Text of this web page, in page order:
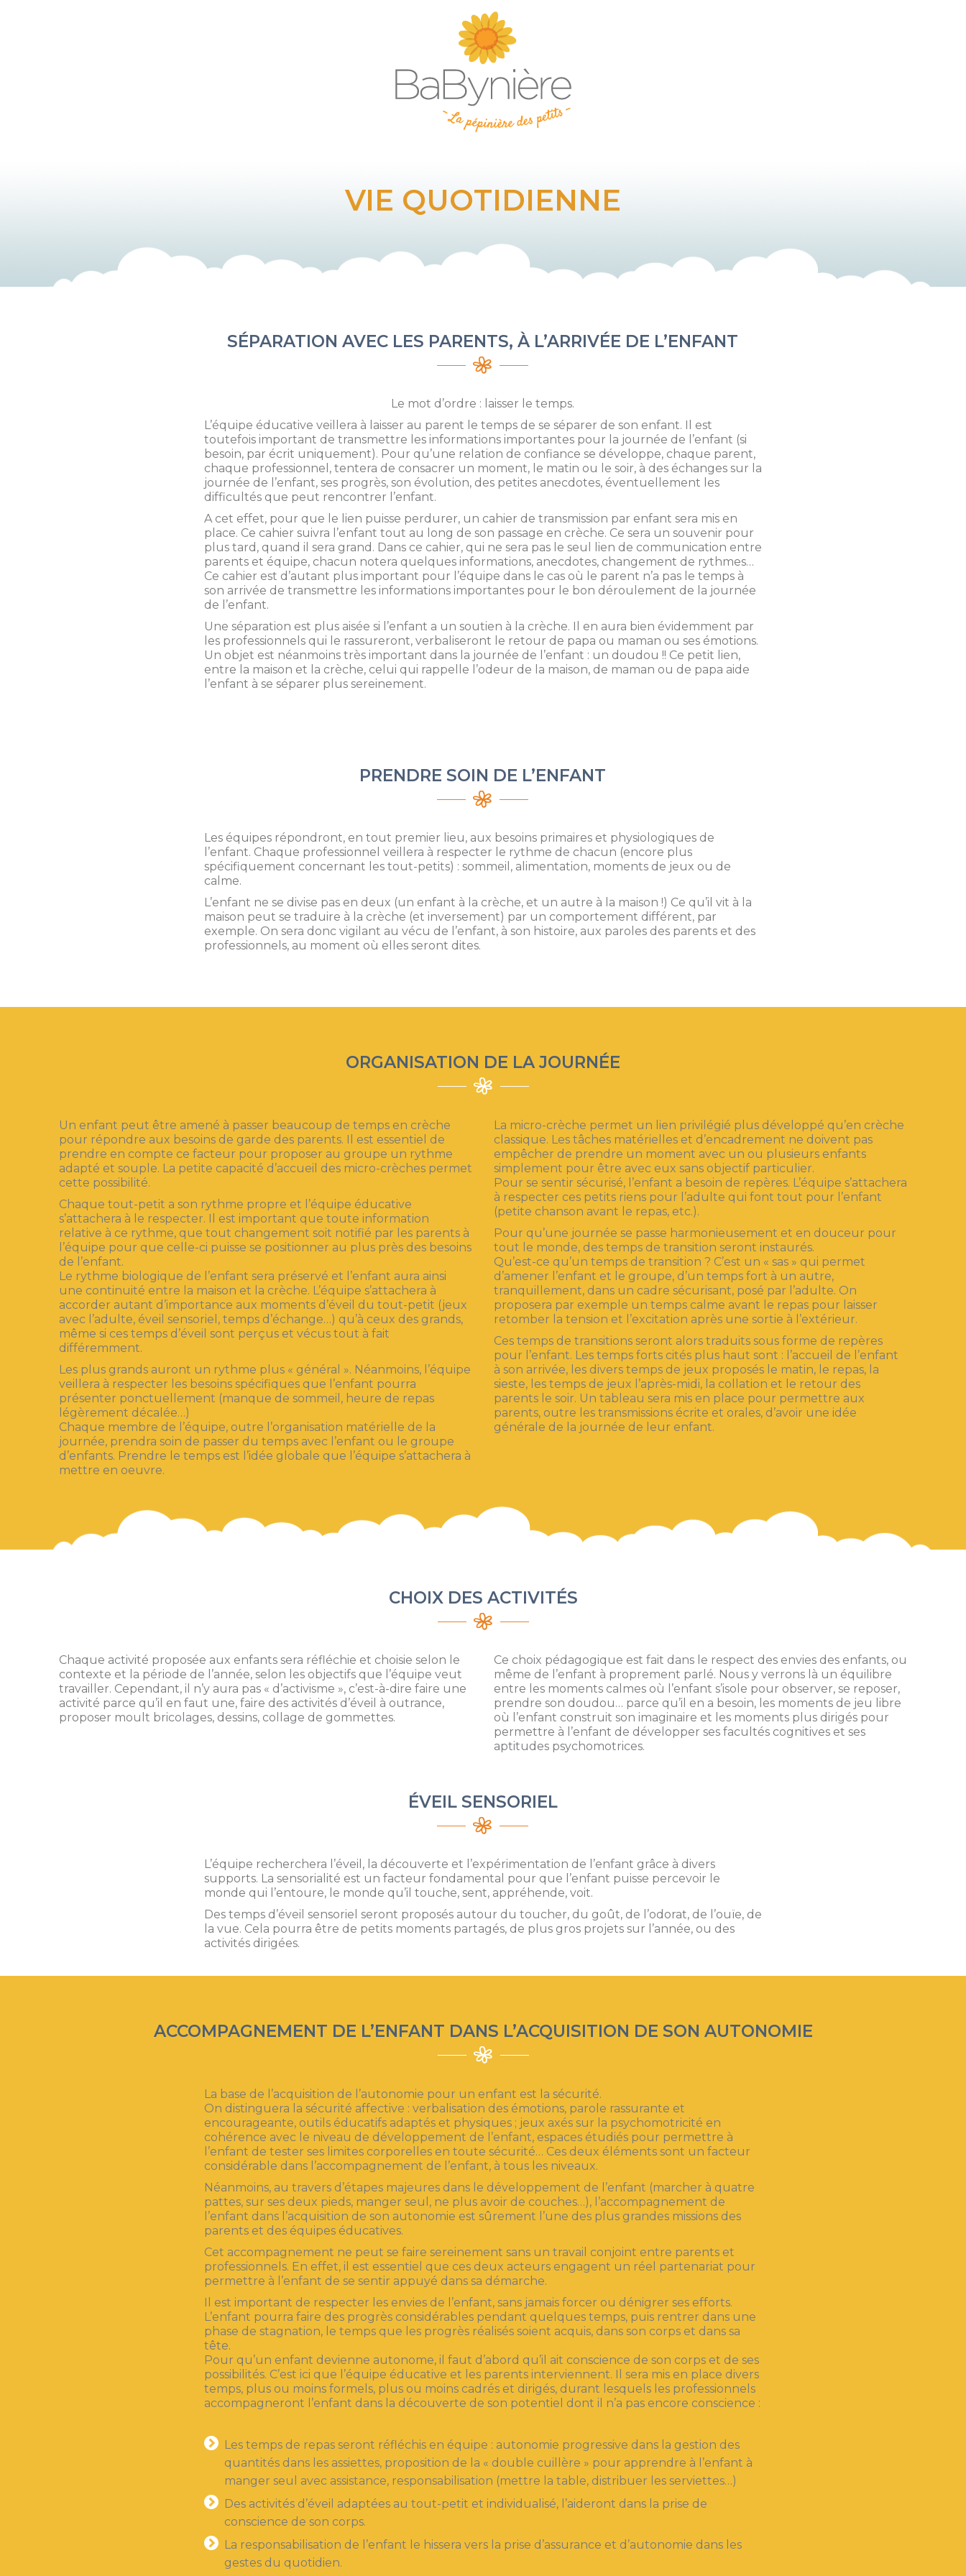
VIE QUOTIDIENNE
SÉPARATION AVEC LES PARENTS, À L’ARRIVÉE DE L’ENFANT
Le mot d’ordre : laisser le temps.
L’équipe éducative veillera à laisser au parent le temps de se séparer de son enfant. Il est
toutefois important de transmettre les informations importantes pour la journée de l’enfant (si
besoin, par écrit uniquement). Pour qu’une relation de confiance se développe, chaque parent,
chaque professionnel, tentera de consacrer un moment, le matin ou le soir, à des échanges sur la
journée de l’enfant, ses progrès, son évolution, des petites anecdotes, éventuellement les
difficultés que peut rencontrer l’enfant.
A cet effet, pour que le lien puisse perdurer, un cahier de transmission par enfant sera mis en
place. Ce cahier suivra l’enfant tout au long de son passage en crèche. Ce sera un souvenir pour
plus tard, quand il sera grand. Dans ce cahier, qui ne sera pas le seul lien de communication entre
parents et équipe, chacun notera quelques informations, anecdotes, changement de rythmes…
Ce cahier est d’autant plus important pour l’équipe dans le cas où le parent n’a pas le temps à
son arrivée de transmettre les informations importantes pour le bon déroulement de la journée
de l’enfant.
Une séparation est plus aisée si l’enfant a un soutien à la crèche. Il en aura bien évidemment par
les professionnels qui le rassureront, verbaliseront le retour de papa ou maman ou ses émotions.
Un objet est néanmoins très important dans la journée de l’enfant : un doudou !! Ce petit lien,
entre la maison et la crèche, celui qui rappelle l’odeur de la maison, de maman ou de papa aide
l’enfant à se séparer plus sereinement.
PRENDRE SOIN DE L’ENFANT
Les équipes répondront, en tout premier lieu, aux besoins primaires et physiologiques de
l’enfant. Chaque professionnel veillera à respecter le rythme de chacun (encore plus
spécifiquement concernant les tout-petits) : sommeil, alimentation, moments de jeux ou de
calme.
L’enfant ne se divise pas en deux (un enfant à la crèche, et un autre à la maison !) Ce qu’il vit à la
maison peut se traduire à la crèche (et inversement) par un comportement différent, par
exemple. On sera donc vigilant au vécu de l’enfant, à son histoire, aux paroles des parents et des
professionnels, au moment où elles seront dites.
ORGANISATION DE LA JOURNÉE
Un enfant peut être amené à passer beaucoup de temps en crèche
pour répondre aux besoins de garde des parents. Il est essentiel de
prendre en compte ce facteur pour proposer au groupe un rythme
adapté et souple. La petite capacité d’accueil des micro-crèches permet
cette possibilité.
Chaque tout-petit a son rythme propre et l’équipe éducative
s’attachera à le respecter. Il est important que toute information
relative à ce rythme, que tout changement soit notifié par les parents à
l’équipe pour que celle-ci puisse se positionner au plus près des besoins
de l’enfant.
Le rythme biologique de l’enfant sera préservé et l’enfant aura ainsi
une continuité entre la maison et la crèche. L’équipe s’attachera à
accorder autant d’importance aux moments d’éveil du tout-petit (jeux
avec l’adulte, éveil sensoriel, temps d’échange…) qu’à ceux des grands,
même si ces temps d’éveil sont perçus et vécus tout à fait
différemment.
Les plus grands auront un rythme plus « général ». Néanmoins, l’équipe
veillera à respecter les besoins spécifiques que l’enfant pourra
présenter ponctuellement (manque de sommeil, heure de repas
légèrement décalée…)
Chaque membre de l’équipe, outre l’organisation matérielle de la
journée, prendra soin de passer du temps avec l’enfant ou le groupe
d’enfants. Prendre le temps est l’idée globale que l’équipe s’attachera à
mettre en oeuvre.
La micro-crèche permet un lien privilégié plus développé qu’en crèche
classique. Les tâches matérielles et d’encadrement ne doivent pas
empêcher de prendre un moment avec un ou plusieurs enfants
simplement pour être avec eux sans objectif particulier.
Pour se sentir sécurisé, l’enfant a besoin de repères. L’équipe s’attachera
à respecter ces petits riens pour l’adulte qui font tout pour l’enfant
(petite chanson avant le repas, etc.).
Pour qu’une journée se passe harmonieusement et en douceur pour
tout le monde, des temps de transition seront instaurés.
Qu’est-ce qu’un temps de transition ? C’est un « sas » qui permet
d’amener l’enfant et le groupe, d’un temps fort à un autre,
tranquillement, dans un cadre sécurisant, posé par l’adulte. On
proposera par exemple un temps calme avant le repas pour laisser
retomber la tension et l’excitation après une sortie à l’extérieur.
Ces temps de transitions seront alors traduits sous forme de repères
pour l’enfant. Les temps forts cités plus haut sont : l’accueil de l’enfant
à son arrivée, les divers temps de jeux proposés le matin, le repas, la
sieste, les temps de jeux l’après-midi, la collation et le retour des
parents le soir. Un tableau sera mis en place pour permettre aux
parents, outre les transmissions écrite et orales, d’avoir une idée
générale de la journée de leur enfant.
CHOIX DES ACTIVITÉS
Chaque activité proposée aux enfants sera réfléchie et choisie selon le
contexte et la période de l’année, selon les objectifs que l’équipe veut
travailler. Cependant, il n’y aura pas « d’activisme », c’est-à-dire faire une
activité parce qu’il en faut une, faire des activités d’éveil à outrance,
proposer moult bricolages, dessins, collage de gommettes.
Ce choix pédagogique est fait dans le respect des envies des enfants, ou
même de l’enfant à proprement parlé. Nous y verrons là un équilibre
entre les moments calmes où l’enfant s’isole pour observer, se reposer,
prendre son doudou… parce qu’il en a besoin, les moments de jeu libre
où l’enfant construit son imaginaire et les moments plus dirigés pour
permettre à l’enfant de développer ses facultés cognitives et ses
aptitudes psychomotrices.
ÉVEIL SENSORIEL
L’équipe recherchera l’éveil, la découverte et l’expérimentation de l’enfant grâce à divers
supports. La sensorialité est un facteur fondamental pour que l’enfant puisse percevoir le
monde qui l’entoure, le monde qu’il touche, sent, appréhende, voit.
Des temps d’éveil sensoriel seront proposés autour du toucher, du goût, de l’odorat, de l’ouïe, de
la vue. Cela pourra être de petits moments partagés, de plus gros projets sur l’année, ou des
activités dirigées.
ACCOMPAGNEMENT DE L’ENFANT DANS L’ACQUISITION DE SON AUTONOMIE
La base de l’acquisition de l’autonomie pour un enfant est la sécurité.
On distinguera la sécurité affective : verbalisation des émotions, parole rassurante et
encourageante, outils éducatifs adaptés et physiques ; jeux axés sur la psychomotricité en
cohérence avec le niveau de développement de l’enfant, espaces étudiés pour permettre à
l’enfant de tester ses limites corporelles en toute sécurité… Ces deux éléments sont un facteur
considérable dans l’accompagnement de l’enfant, à tous les niveaux.
Néanmoins, au travers d’étapes majeures dans le développement de l’enfant (marcher à quatre
pattes, sur ses deux pieds, manger seul, ne plus avoir de couches…), l’accompagnement de
l’enfant dans l’acquisition de son autonomie est sûrement l’une des plus grandes missions des
parents et des équipes éducatives.
Cet accompagnement ne peut se faire sereinement sans un travail conjoint entre parents et
professionnels. En effet, il est essentiel que ces deux acteurs engagent un réel partenariat pour
permettre à l’enfant de se sentir appuyé dans sa démarche.
Il est important de respecter les envies de l’enfant, sans jamais forcer ou dénigrer ses efforts.
L’enfant pourra faire des progrès considérables pendant quelques temps, puis rentrer dans une
phase de stagnation, le temps que les progrès réalisés soient acquis, dans son corps et dans sa
tête.
Pour qu’un enfant devienne autonome, il faut d’abord qu’il ait conscience de son corps et de ses
possibilités. C’est ici que l’équipe éducative et les parents interviennent. Il sera mis en place divers
temps, plus ou moins formels, plus ou moins cadrés et dirigés, durant lesquels les professionnels
accompagneront l’enfant dans la découverte de son potentiel dont il n’a pas encore conscience :
Les temps de repas seront réfléchis en équipe : autonomie progressive dans la gestion des
quantités dans les assiettes, proposition de la « double cuillère » pour apprendre à l’enfant à
manger seul avec assistance, responsabilisation (mettre la table, distribuer les serviettes…)
Des activités d’éveil adaptées au tout-petit et individualisé, l’aideront dans la prise de
conscience de son corps.
La responsabilisation de l’enfant le hissera vers la prise d’assurance et d’autonomie dans les
gestes du quotidien.